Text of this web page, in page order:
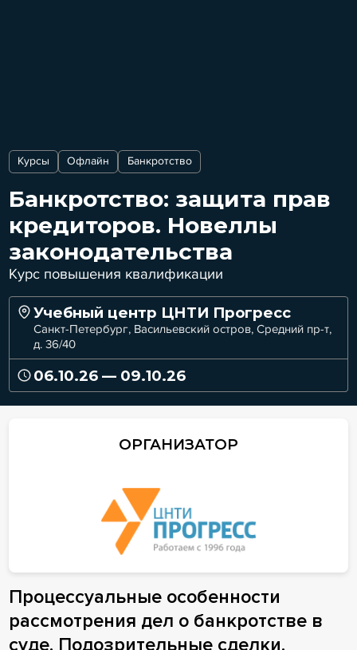
Курсы Офлайн Банкротство
Банкротство: защита прав
кредиторов. Новеллы
законодательства
Курс повышения квалификации
Учебный центр ЦНТИ Прогресс
Санкт-Петербург, Васильевский остров, Средний пр-т,
д. 36/40
06.10.26 — 09.10.26
ОРГАНИЗАТОР
Процессуальные особенности
рассмотрения дел о банкротстве в
суде. Подозрительные сделки.